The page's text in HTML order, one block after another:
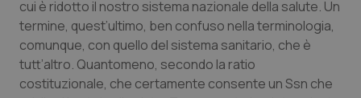
cui è ridotto il nostro sistema nazionale della salute. Un
termine, quest’ultimo, ben confuso nella terminologia,
comunque, con quello del sistema sanitario, che è
tutt’altro. Quantomeno, secondo la ratio
costituzionale, che certamente consente un Ssn che
sito web abilitandone funzionalità di base quali la
navigazione sulle pagine e l'accesso alle aree
protette del sito. Il sito web non è in grado di
funzionare correttamente senza questi cookie.
Nome
Fornitore/
VISITOR_PRIVACY_METADATA
YouTube